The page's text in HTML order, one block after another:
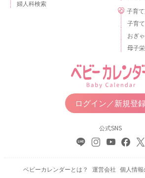
婦人科検索
子育
子育
おぎ
母子
ログイン／新規登
公式SNS
ベビーカレンダーとは？ 運営会社 個人情